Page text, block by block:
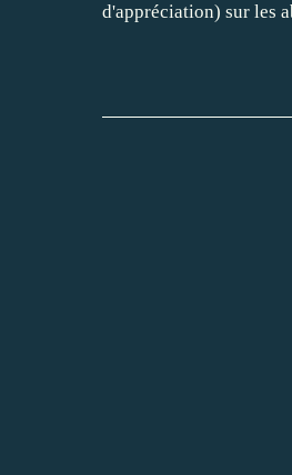
d'appréciation) sur les